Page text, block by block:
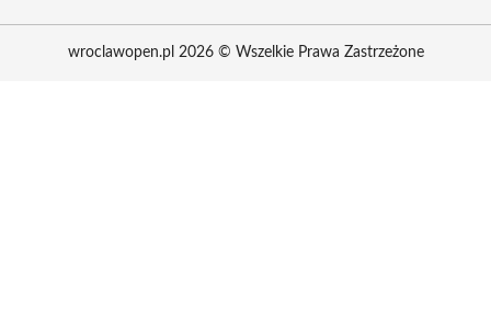
wroclawopen.pl 2026 © Wszelkie Prawa Zastrzeżone